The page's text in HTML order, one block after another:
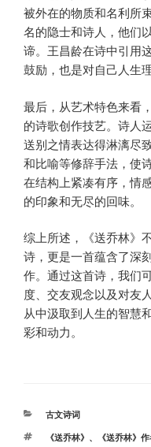
被外在的物质和名利所
名的隐士和诗人，他们
谛。王昌龄在诗中引用
鼓励，也是对自己人生
最后，从艺术特色来看
的诗歌创作技艺。诗人
送别之情表达得淋漓尽
和比喻等修辞手法，使
在结构上紧凑有序，情
的印象和无尽的回味。
综上所述，《送乔林》
诗，更是一首蕴含了深
作。通过这首诗，我们
度、交友观念以及对友
从中汲取到人生的智慧
彩和动力。
分
古文诗词
标《送乔林》 、 《送乔林》